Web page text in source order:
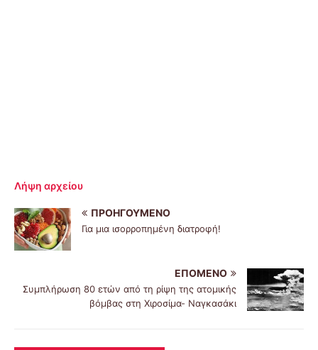
Λήψη αρχείου
ΠΡΟΗΓΟΎΜΕΝΟ
Για μια ισορροπημένη διατροφή!
ΕΠΌΜΕΝΟ
Συμπλήρωση 80 ετών από τη ρίψη της ατομικής
βόμβας στη Χιροσίμα- Ναγκασάκι